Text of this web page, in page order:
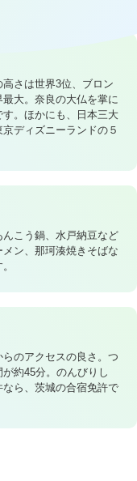
さは世界3位、ブロン
大。奈良の大仏を掌に
。ほかにも、日本三大
ディズニーランドの５
こう鍋、水戸納豆など
ン、那珂湊焼きそばな
のアクセスの良さ。つ
約45分。のんびりし
ら、茨城の合宿免許で